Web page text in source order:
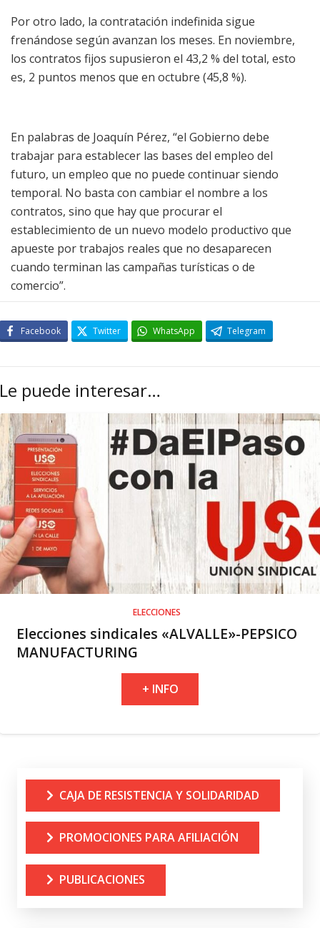
Por otro lado, la contratación indefinida sigue
frenándose según avanzan los meses. En noviembre,
los contratos fijos supusieron el 43,2 % del total, esto
es, 2 puntos menos que en octubre (45,8 %).
En palabras de Joaquín Pérez, “el Gobierno debe
trabajar para establecer las bases del empleo del
futuro, un empleo que no puede continuar siendo
temporal. No basta con cambiar el nombre a los
contratos, sino que hay que procurar el
establecimiento de un nuevo modelo productivo que
apueste por trabajos reales que no desaparecen
cuando terminan las campañas turísticas o de
comercio”.
Facebook Twitter WhatsApp Telegram
Le puede interesar…
ELECCIONES
Elecciones sindicales «ALVALLE»-PEPSICO
MANUFACTURING
+ INFO
CAJA DE RESISTENCIA Y SOLIDARIDAD
PROMOCIONES PARA AFILIACIÓN
PUBLICACIONES